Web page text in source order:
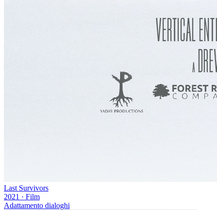
Last Survivors
2021 · Film
Adattamento dialoghi